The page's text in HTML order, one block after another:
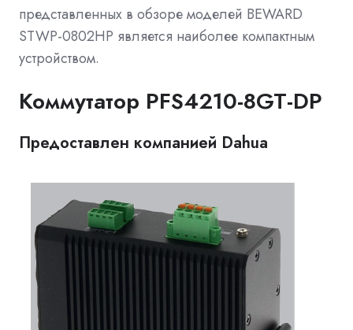
представленных в обзоре моделей BEWARD
STWP-0802HP является наиболее компактным
устройством.
Коммутатор PFS4210-8GT-DP
Предоставлен компанией Dahua